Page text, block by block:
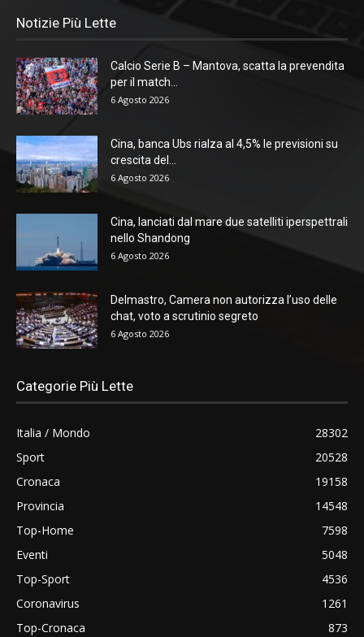
Notizie Più Lette
Calcio Serie B – Mantova, scatta la prevendita
per il match...
6 Agosto 2026
Cina, banca Ubs rialza al 4,5% le previsioni su
crescita del...
6 Agosto 2026
Cina, lanciati dal mare due satelliti iperspettrali
nello Shandong
6 Agosto 2026
Delmastro, Camera non autorizza l’uso delle
chat, voto a scrutinio segreto
6 Agosto 2026
Categorie Più Lette
Italia / Mondo
28302
Sport
20528
Cronaca
19158
Provincia
14548
Top-Home
7598
Eventi
5048
Top-Sport
4536
Coronavirus
1261
Top-Cronaca
873